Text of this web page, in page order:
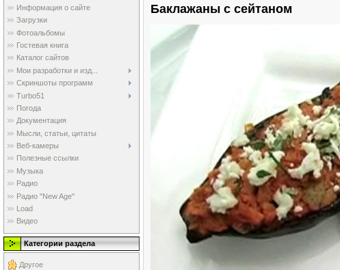
Информация о сайте
Загрузки
Фотоальбомы
Гостевая книга
Каталог сайтов
Мои разработки и изд...
Скриншоты программ
Turbo51
Погода
Документация
Мысли, статьи, цитаты
Веб-камеры
Полезные ссылки
Музыка
Радио
Радио "New Age"
Load
Видео
Категории раздела
Другое
Баклажаны с сейтаном